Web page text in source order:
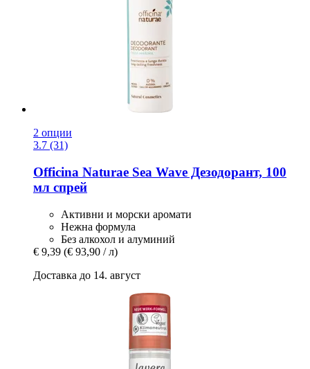
2 опции
3.7 (31)
Officina Naturae Sea Wave Дезодорант, 100
мл спрей
Активни и морски аромати
Нежна формула
Без алкохол и алуминий
€ 9,39 (€ 93,90 / л)
Доставка до 14. август